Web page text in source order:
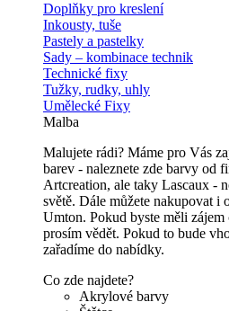
Doplňky pro kreslení
Inkousty, tuše
Pastely a pastelky
Sady – kombinace technik
Technické fixy
Tužky, rudky, uhly
Umělecké Fixy
Malba
Malujete rádi? Máme pro Vás
barev - naleznete zde barvy od
Artcreation, ale taky Lascaux -
světě. Dále můžete nakupovat i
Umton. Pokud byste měli
prosím vědět. Pokud to bude
zařadíme do nabídky.
Co zde najdete?
Akrylové barvy